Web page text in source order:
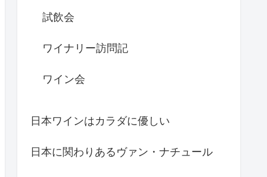
試飲会
ワイナリー訪問記
ワイン会
日本ワインはカラダに優しい
日本に関わりあるヴァン・ナチュール